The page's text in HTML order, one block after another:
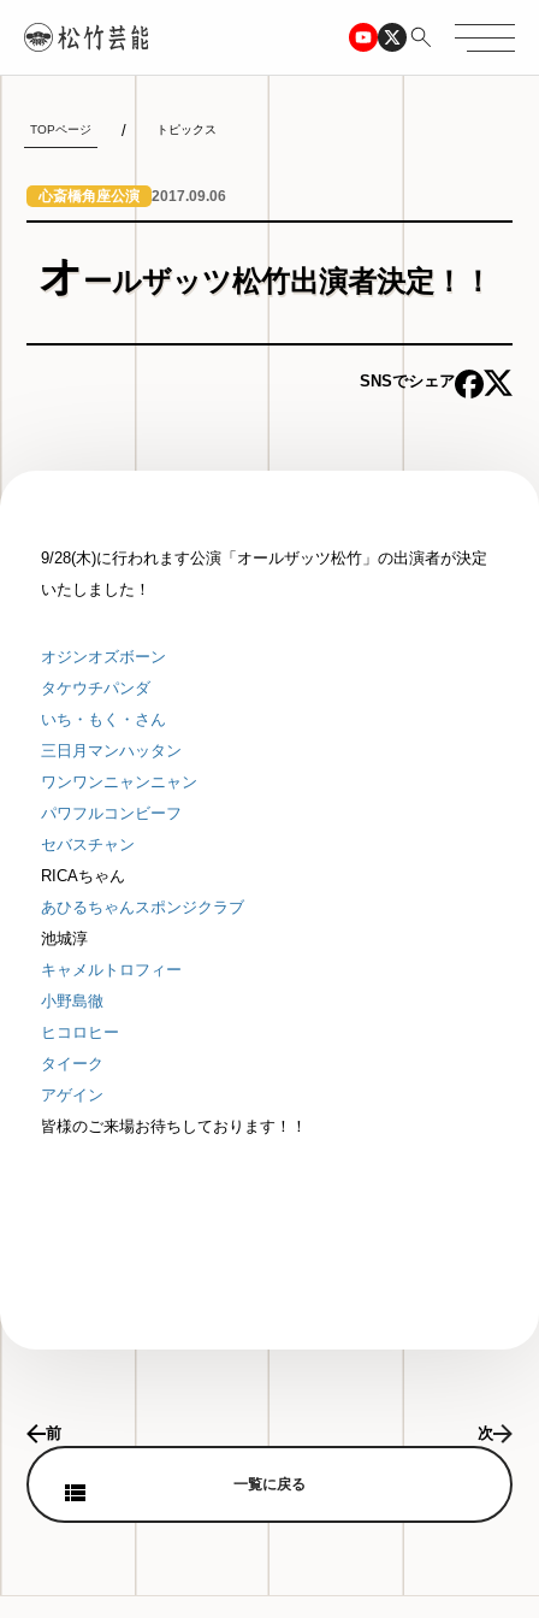
TOPページ トピックス
心斎橋角座公演 2017.09.06
オールザッツ松竹出演者決定！！
SNSでシェア
9/28(木)に行われます公演「オールザッツ松竹」の出演者が決定
いたしました！
オジンオズボーン
タケウチパンダ
いち・もく・さん
三日月マンハッタン
ワンワンニャンニャン
パワフルコンビーフ
セバスチャン
RICAちゃん
あひるちゃんスポンジクラブ
池城淳
キャメルトロフィー
小野島徹
ヒコロヒー
タイーク
アゲイン
皆様のご来場お待ちしております！！
前 次
一覧に戻る